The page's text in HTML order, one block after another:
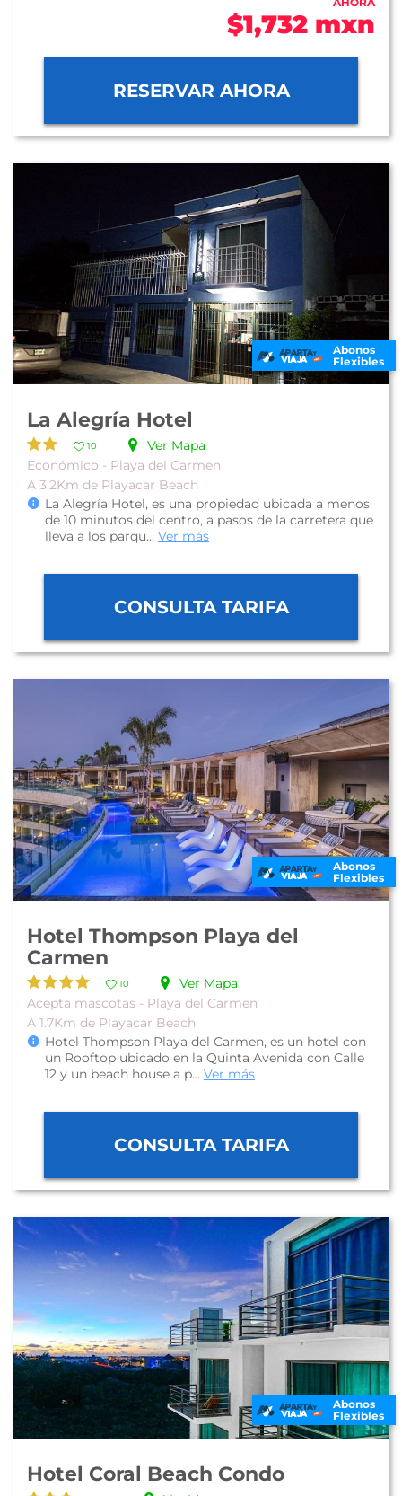
$1,732 mxn
RESERVAR AHORA
Abonos
Flexibles
La Alegría Hotel
10
Ver Mapa
Económico - Playa del Carmen
A 3.2Km de Playacar Beach
La Alegría Hotel, es una propiedad ubicada a menos
de 10 minutos del centro, a pasos de la carretera que
lleva a los parqu... Ver más
CONSULTA TARIFA
Abonos
Flexibles
Hotel Thompson Playa del
Carmen
10
Ver Mapa
Acepta mascotas - Playa del Carmen
A 1.7Km de Playacar Beach
Hotel Thompson Playa del Carmen, es un hotel con
un Rooftop ubicado en la Quinta Avenida con Calle
12 y un beach house a p... Ver más
CONSULTA TARIFA
Abonos
Flexibles
Hotel Coral Beach Condo